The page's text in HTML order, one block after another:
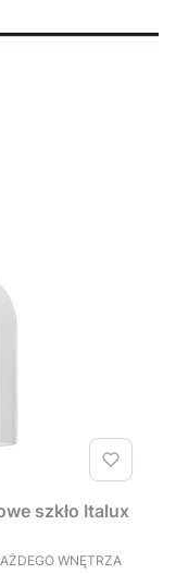
szkło Italux
WNĘTRZA